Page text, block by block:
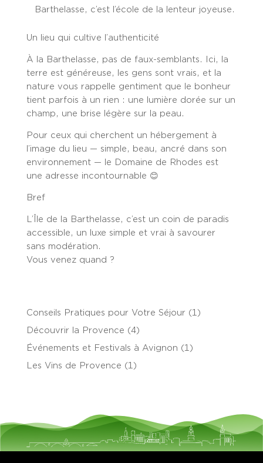
Barthelasse, c’est l’école de la lenteur joyeuse.
Un lieu qui cultive l’authenticité
À la Barthelasse, pas de faux-semblants. Ici, la
terre est généreuse, les gens sont vrais, et la
nature vous rappelle gentiment que le bonheur
tient parfois à un rien : une lumière dorée sur un
champ, une brise légère sur la peau.
Pour ceux qui cherchent un hébergement à
l’image du lieu — simple, beau, ancré dans son
environnement— le Domaine de Rhodes est
une adresse incontournable 😊
Bref
L’Île de la Barthelasse, c’est un coin de paradis
accessible, un luxe simple et vrai à savourer
sans modération.
Vous venez quand ?
Conseils Pratiques pour Votre Séjour (1)
Découvrir la Provence (4)
Événements et Festivals à Avignon (1)
Les Vins de Provence (1)